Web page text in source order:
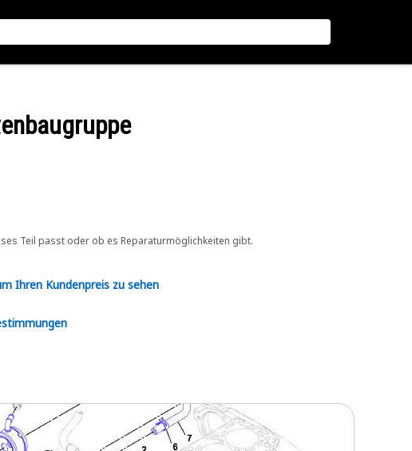
Teil passt oder ob es Reparaturmöglichkeiten gibt.
Ihren Kundenpreis zu sehen